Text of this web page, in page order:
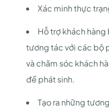
Xác minh thực
Hỗ trợ khách
tương tác với các bộ
và chăm sóc khách
đề phát sinh.
Tạo ra những